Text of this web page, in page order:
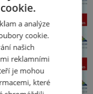
a analýze
cookie.
našich
reklamními
je mohou
které